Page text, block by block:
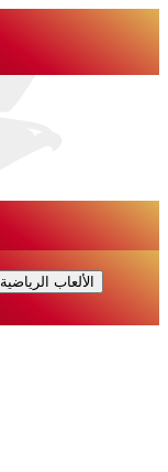
الألعاب الرياضية